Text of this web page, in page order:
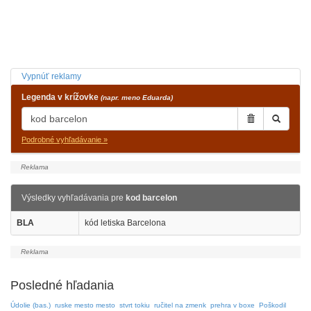
Vypnúť reklamy
Legenda v krížovke (napr. meno Eduarda)
Podrobné vyhľadávanie »
Výsledky vyhľadávania pre kod barcelon
BLA kód letiska Barcelona
Posledné hľadania
Údolie (bas.) ruske mesto mesto stvrt tokiu ručitel na zmenk prehra v boxe Poškodil